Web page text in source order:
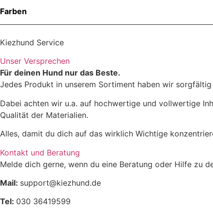
Farben
Kiezhund Service
Unser Versprechen
Für deinen Hund nur das Beste.
Jedes Produkt in unserem Sortiment haben wir
Dabei achten wir u.a. auf hochwertige und vollwertige
Qualität der Materialien.
Alles, damit du dich auf das wirklich Wichtige
Kontakt und Beratung
Melde dich gerne, wenn du eine Beratung oder Hilfe zu
Mail: support@kiezhund.de
Tel: 030 36419599